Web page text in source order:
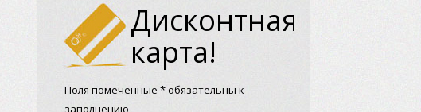
Дисконтная
карта!
Поля помеченные * обязательны к
заполнению